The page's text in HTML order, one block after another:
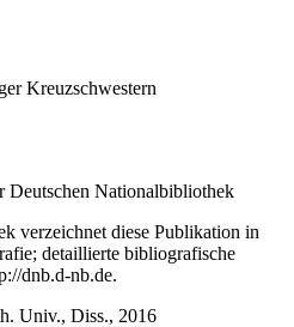
Kreuzschwestern
Nationalbibliothek
verzeichnet diese Publikation in
detaillierte bibliografische
dnb.d-nb.de.
Univ., Diss., 2016